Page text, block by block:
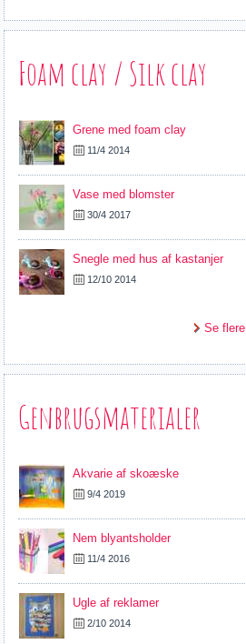
Foam clay / Silk clay
Grene med foam clay
11/4 2014
Vase med blomster
30/4 2017
Snegle med hus af kastanjer
12/10 2014
Se flere
Genbrugsmaterialer
Akvarie af skoæske
9/4 2019
Nem blyantsholder
11/4 2016
Ugle af reklamer
2/10 2014